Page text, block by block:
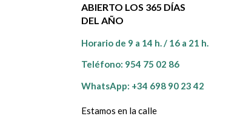
ABIERTO LOS 365 DÍAS
DEL AÑO
Horario de 9 a 14 h. / 16 a 21 h.
Teléfono: 954 75 02 86
WhatsApp: +34 698 90 23 42
Estamos en la calle